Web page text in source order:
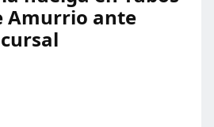
Amurrio ante